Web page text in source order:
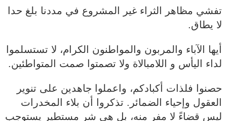
تفشي مظاهر الثراء غير المشروع في مددنا بلغ حدا
لا يطاق.
أيها الآباء والمربون والمواطنون الكرام، لا تستسلموا
لداء اليأس و اللامبالاة ولا تصمتوا صمت المتواطئين.
حصنوا فلذات أكبادكم، واعملوا جاهدين على تنوير
العقول وإحياء الضمائر. تذكروا أن بلاء المخدرات
ليس قضاءً لا مفر منه، بل هي شر مستطير يستوجب